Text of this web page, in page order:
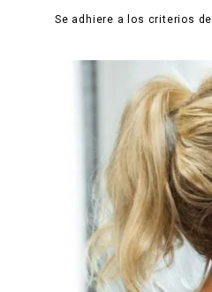
Se adhiere a los criterios de